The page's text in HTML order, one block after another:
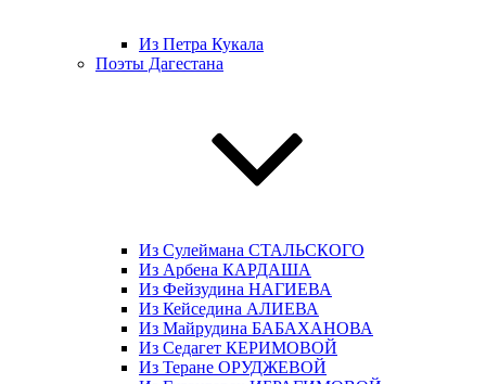
Из Петра Кукала
Поэты Дагестана
Из Сулеймана СТАЛЬСКОГО
Из Арбена КАРДАША
Из Фейзудина НАГИЕВА
Из Кейседина АЛИЕВА
Из Майрудина БАБАХАНОВА
Из Седагет КЕРИМОВОЙ
Из Теране ОРУДЖЕВОЙ